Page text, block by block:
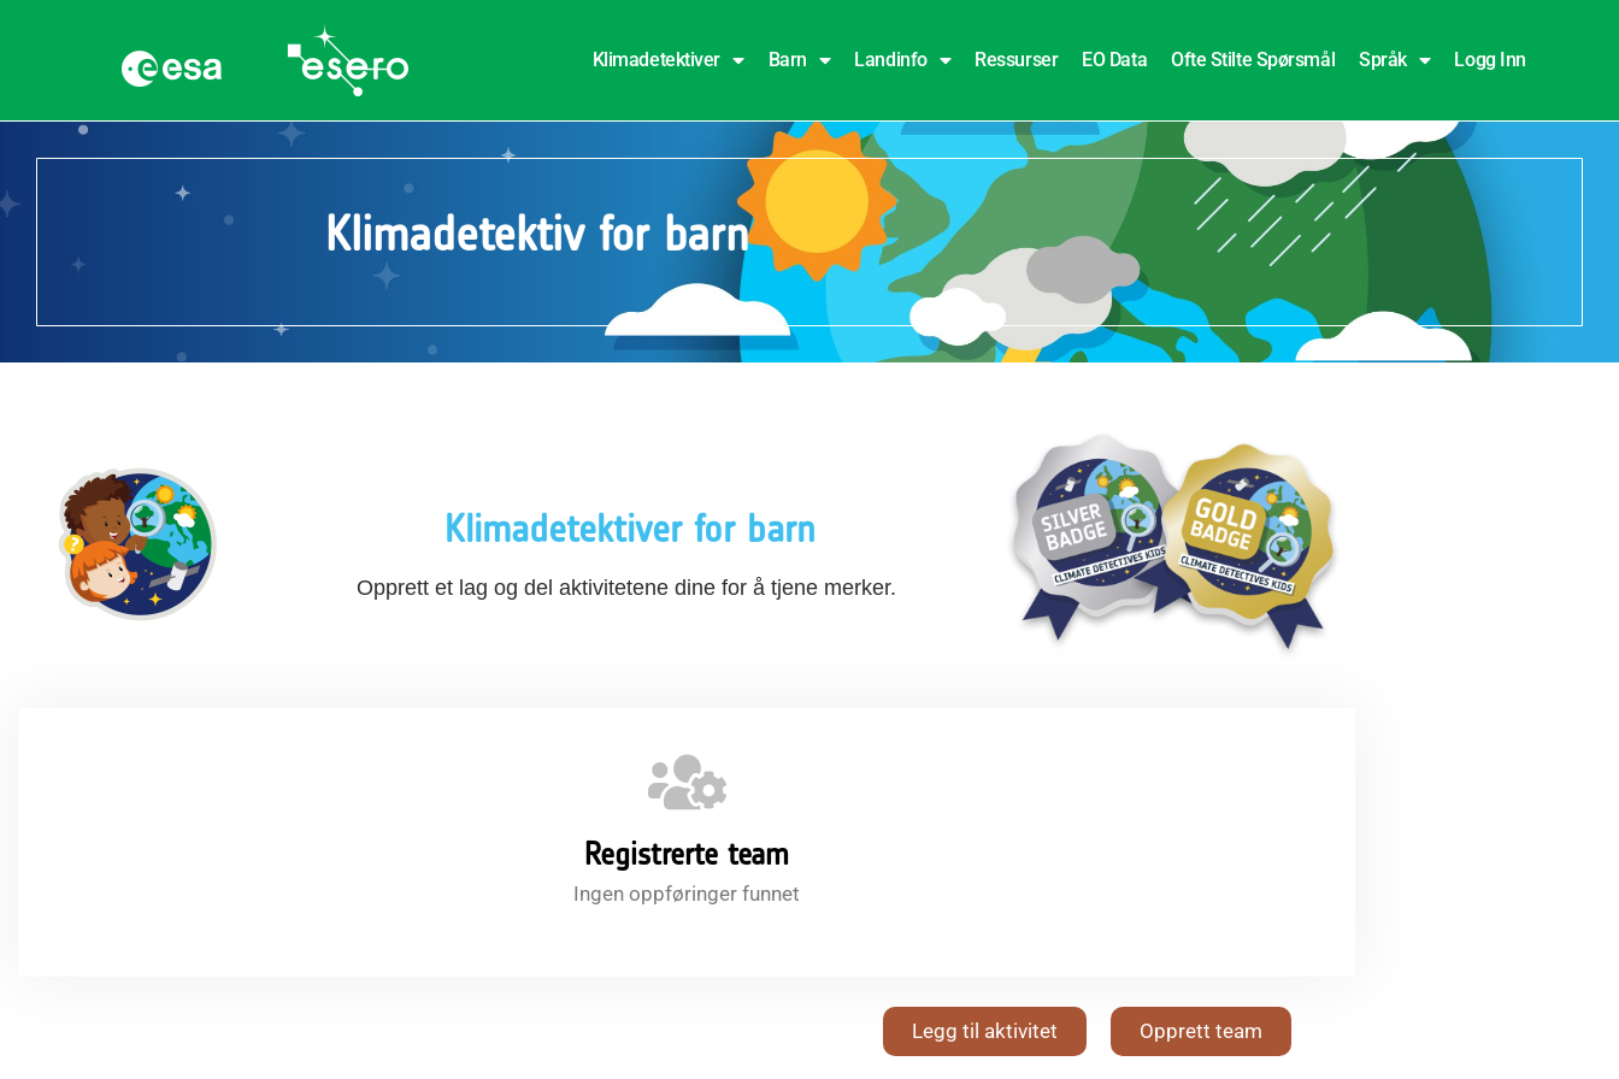
Klimadetektiver Barn Landinfo Ressurser EO Data Ofte Stilte Spørsmål Språk Logg Inn
Klimadetektiv for barn
Klimadetektiver for barn
Opprett et lag og del aktivitetene dine for å tjene merker.
Registrerte team
Ingen oppføringer funnet
Legg til aktivitet Opprett team